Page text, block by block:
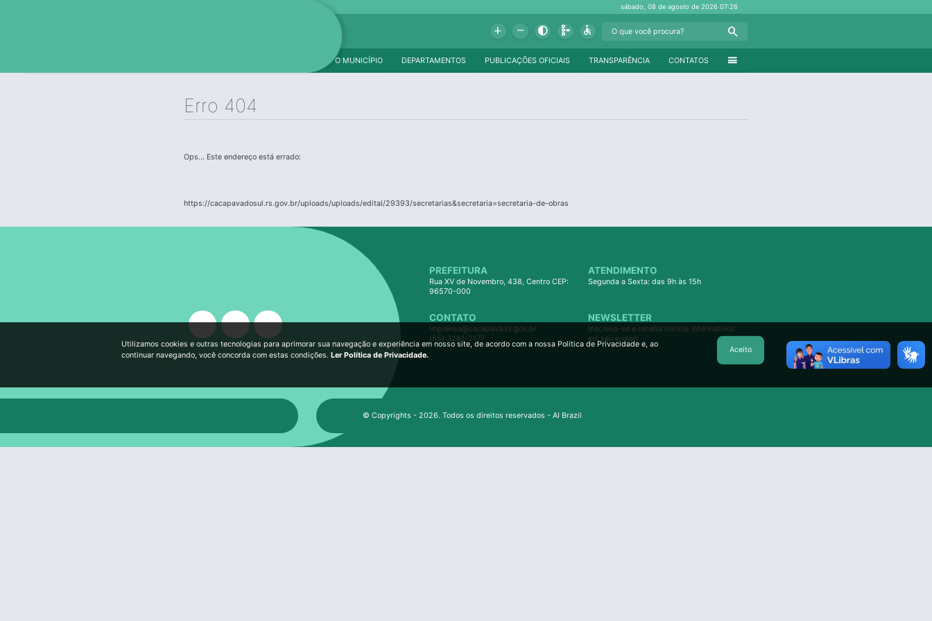
sábado, 08 de agosto de 202607:26
Add Remove Contrast Schema Accessible Search
menu
CONTATOS
TRANSPARÊNCIA
PUBLICAÇÕES OFICIAIS
DEPARTAMENTOS
O MUNICÍPIO
Erro 404
Ops... Este endereço está errado:
https://cacapavadosul.rs.gov.br/uploads/uploads/edital/29393/secretarias&secretaria=secretaria-de-obras
PREFEITURA
Rua XV de Novembro, 438, Centro CEP:
96570-000
ATENDIMENTO
Segunda a Sexta: das 9h às 15h
CONTATO
imprensa@cacapava.rs.gov.br
(55) 3281-2177
NEWSLETTER
Inscreva-se e receba nossos informativos
em seu e-mail
© Copyrights - 2026. Todos os direitos reservados - AI Brazil
Utilizamos cookies e outras tecnologias para aprimorar sua navegação e experiência em nosso site, de acordo com a nossa Política de Privacidade e, ao
continuar navegando, você concorda com estas condições. Ler Política de Privacidade.
Aceito